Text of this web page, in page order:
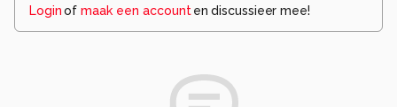
Loginof maak een account en discussieer mee!